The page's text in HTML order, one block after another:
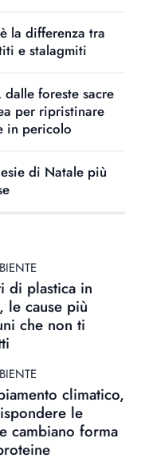
la differenza tra
e stalagmiti
dalle foreste sacre
per ripristinare
in pericolo
di Natale più
di plastica in
le cause più
che non ti
climatico,
le
cambiano forma